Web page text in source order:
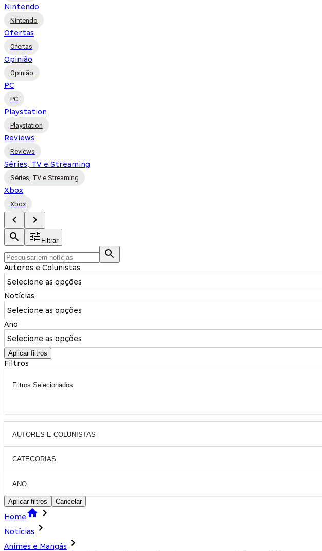
Nintendo
Nintendo
Ofertas
Ofertas
Opinião
Opinião
PC
PC
Playstation
Playstation
Reviews
Reviews
Séries, TV e Streaming
Séries, TV e Streaming
Xbox
Xbox
Filtrar
Autores e Colunistas
Selecione as opções
Notícias
Selecione as opções
Ano
Selecione as opções
Aplicar filtros
Filtros
Filtros Selecionados
AUTORES E COLUNISTAS
CATEGORIAS
ANO
Aplicar filtros Cancelar
Home
Notícias
Animes e Mangás